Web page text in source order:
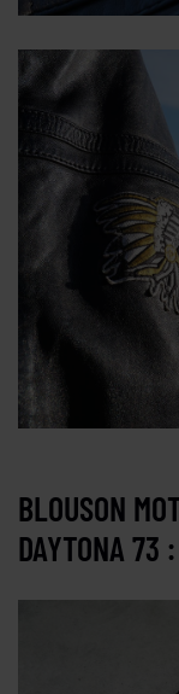
BLOUSON
DAYTONA 73